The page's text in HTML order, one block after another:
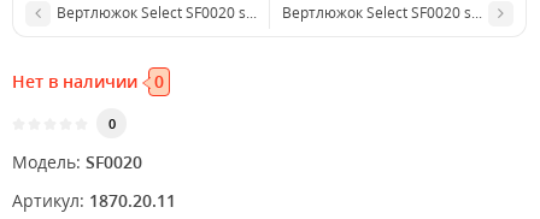
Вертлюжок Select SF0020 size 14, 10 шт.Вертлюжок Select SF0020 size 8, 10
Нет в наличии 0
0
Модель: SF0020
Артикул: 1870.20.11